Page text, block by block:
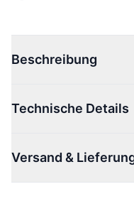
Beschreibung
Technische Details
Versand &